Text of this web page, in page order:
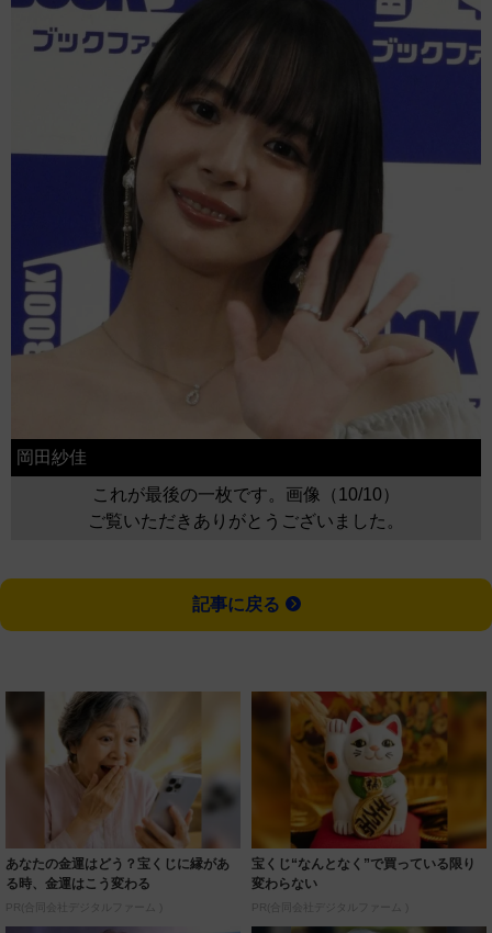
岡田紗佳
これが最後の一枚です。画像（10/10）
ご覧いただきありがとうございました。
記事に戻る
あなたの金運はどう？宝くじに縁があ
る時、金運はこう変わる
PR(合同会社デジタルファーム )
宝くじ“なんとなく”で買っている限り
変わらない
PR(合同会社デジタルファーム )